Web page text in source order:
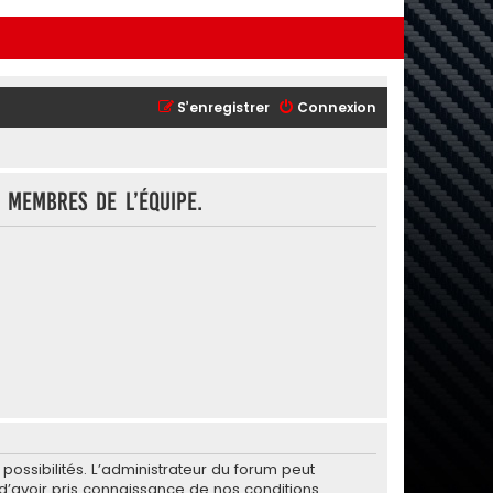
Connexion
S’enregistrer
de l’équipe.
L’administrateur du forum peut